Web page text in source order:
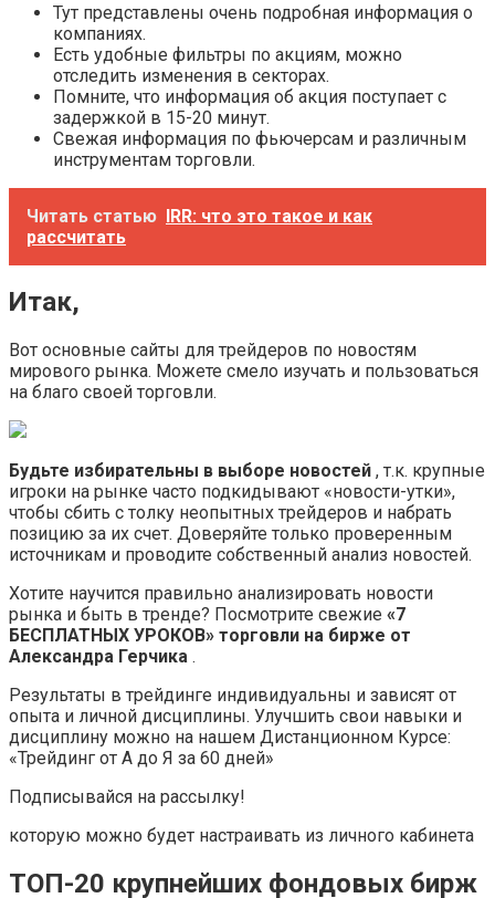
Тут представлены очень подробная информация о
компаниях.
Есть удобные фильтры по акциям, можно
отследить изменения в секторах.
Помните, что информация об акция поступает с
задержкой в 15-20 минут.
Свежая информация по фьючерсам и различным
инструментам торговли.
Читать статью IRR: что это такое и как
рассчитать
Итак,
Вот основные сайты для трейдеров по новостям
мирового рынка. Можете смело изучать и пользоваться
на благо своей торговли.
Будьте избирательны в выборе новостей , т.к. крупные
игроки на рынке часто подкидывают «новости-утки»,
чтобы сбить с толку неопытных трейдеров и набрать
позицию за их счет. Доверяйте только проверенным
источникам и проводите собственный анализ новостей.
Хотите научится правильно анализировать новости
рынка и быть в тренде? Посмотрите свежие «7
БЕСПЛАТНЫХ УРОКОВ» торговли на бирже от
Александра Герчика .
Результаты в трейдинге индивидуальны и зависят от
опыта и личной дисциплины. Улучшить свои навыки и
дисциплину можно на нашем Дистанционном Курсе:
«Трейдинг от А до Я за 60 дней»
Подписывайся на рассылку!
которую можно будет настраивать из личного кабинета
ТОП-20 крупнейших фондовых бирж